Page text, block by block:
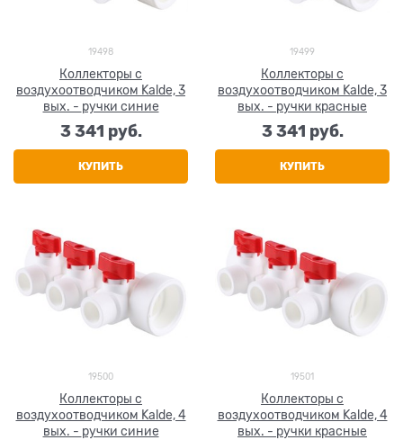
19498
Коллекторы с
воздухоотводчиком Kalde, 3
вых. - ручки синие
3 341 руб.
КУПИТЬ
19499
Коллекторы с
воздухоотводчиком Kalde, 3
вых. - ручки красные
3 341 руб.
КУПИТЬ
19500
Коллекторы с
воздухоотводчиком Kalde, 4
вых. - ручки синие
19501
Коллекторы с
воздухоотводчиком Kalde, 4
вых. - ручки красные